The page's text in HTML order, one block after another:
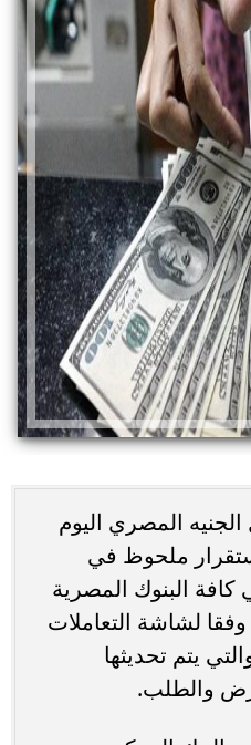
المصري اليوم
24 نوفمبر 2024 استقرار ملحوظ في
كافة البنوك المصرية
وفقا لشاشة التعاملات
يتم تحديثها
والطلب.